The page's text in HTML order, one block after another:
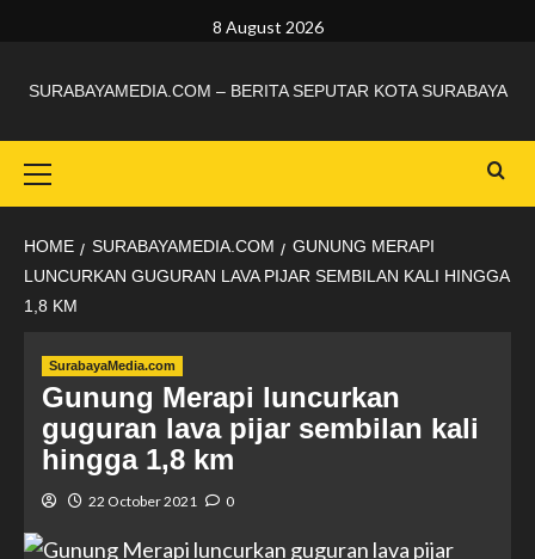
8 August 2026
SURABAYAMEDIA.COM – BERITA SEPUTAR KOTA SURABAYA
HOME SURABAYAMEDIA.COM
GUNUNG MERAPI
LUNCURKAN GUGURAN LAVA PIJAR SEMBILAN KALI HINGGA
1,8 KM
SurabayaMedia.com
Gunung Merapi luncurkan
guguran lava pijar sembilan kali
hingga 1,8 km
22 October 2021 0